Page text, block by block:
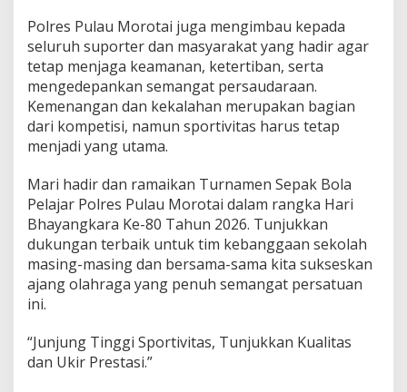
Polres Pulau Morotai juga mengimbau kepada
seluruh suporter dan masyarakat yang hadir agar
tetap menjaga keamanan, ketertiban, serta
mengedepankan semangat persaudaraan.
Kemenangan dan kekalahan merupakan bagian
dari kompetisi, namun sportivitas harus tetap
menjadi yang utama.
Mari hadir dan ramaikan Turnamen Sepak Bola
Pelajar Polres Pulau Morotai dalam rangka Hari
Bhayangkara Ke-80 Tahun 2026. Tunjukkan
dukungan terbaik untuk tim kebanggaan sekolah
masing-masing dan bersama-sama kita sukseskan
ajang olahraga yang penuh semangat persatuan
ini.
“Junjung Tinggi Sportivitas, Tunjukkan Kualitas
dan Ukir Prestasi.”